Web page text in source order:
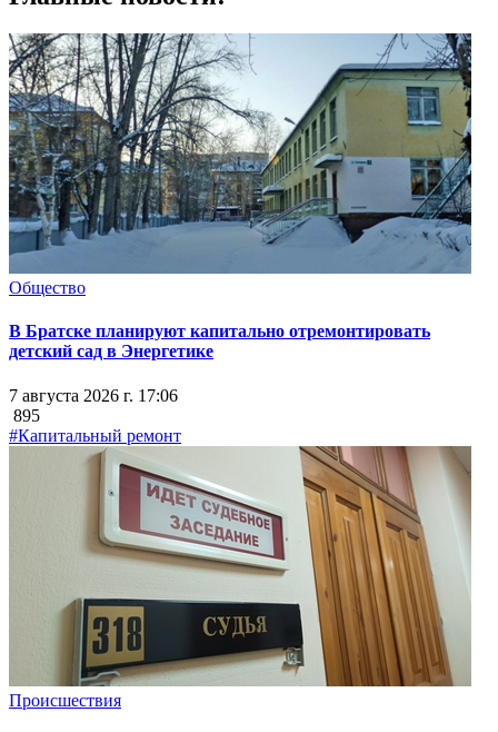
Общество
В Братске планируют капитально отремонтировать
детский сад в Энергетике
7 августа 2026 г. 17:06
895
#Капитальный ремонт
Происшествия